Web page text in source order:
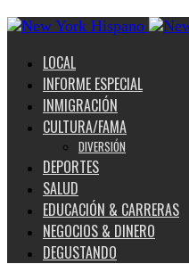
LOCAL
INFORME ESPECIAL
INMIGRACIÓN
CULTURA/FAMA
DIVERSIÓN
DEPORTES
SALUD
EDUCACIÓN & CARRERAS
NEGOCIOS & DINERO
DEGUSTANDO